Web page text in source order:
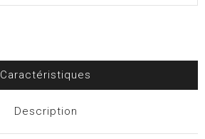
Caractéristiques
Description